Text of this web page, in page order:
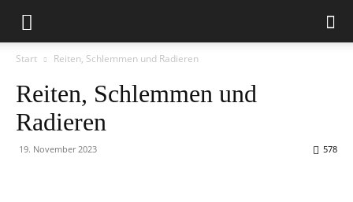
Start Reiten, Schlemmen und Radieren
Reiten, Schlemmen und
Radieren
19. November 2023 578